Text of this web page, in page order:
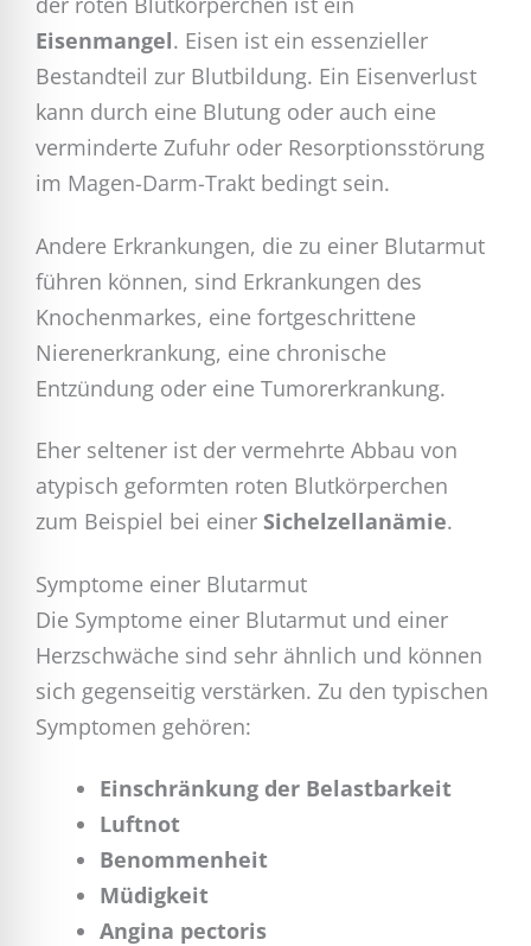
Eisenmangel. Eisen ist ein essenzieller
Bestandteil zur Blutbildung. Ein Eisenverlust
kann durch eine Blutung oder auch eine
verminderte Zufuhr oder Resorptionsstörung
im Magen-Darm-Trakt bedingt sein.
Andere Erkrankungen, die zu einer Blutarmut
führen können, sind Erkrankungen des
Knochenmarkes, eine fortgeschrittene
Nierenerkrankung, eine chronische
Entzündung oder eine Tumorerkrankung.
Eher seltener ist der vermehrte Abbau von
atypisch geformten roten Blutkörperchen
zum Beispiel bei einer Sichelzellanämie.
Symptome einer Blutarmut
Die Symptome einer Blutarmut und einer
Herzschwäche sind sehr ähnlich und können
sich gegenseitig verstärken. Zu den typischen
Symptomen gehören:
Einschränkung der Belastbarkeit
Luftnot
Benommenheit
Müdigkeit
Angina pectoris